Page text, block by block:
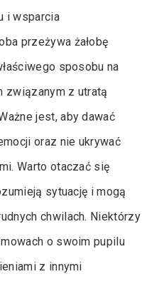
i wsparcia
przeżywa żałobę
sposobu na
związanym z utratą
jest, aby dawać
oraz nie ukrywać
Warto otaczać się
sytuację i mogą
chwilach. Niektórzy
o swoim pupilu
z innymi